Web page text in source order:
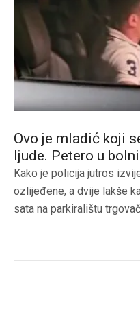
Ovo je mladić koji
ljude. Petero u
Kako je policija jutros
ozlijeđene, a dvije lakše
sata na parkiralištu